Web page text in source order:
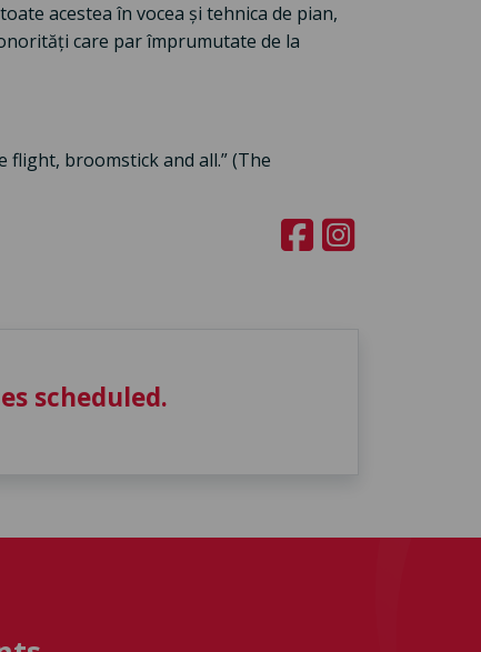
acestea în vocea și tehnica de pian,
care par împrumutate de la
flight, broomstick and all.” (The
scheduled.